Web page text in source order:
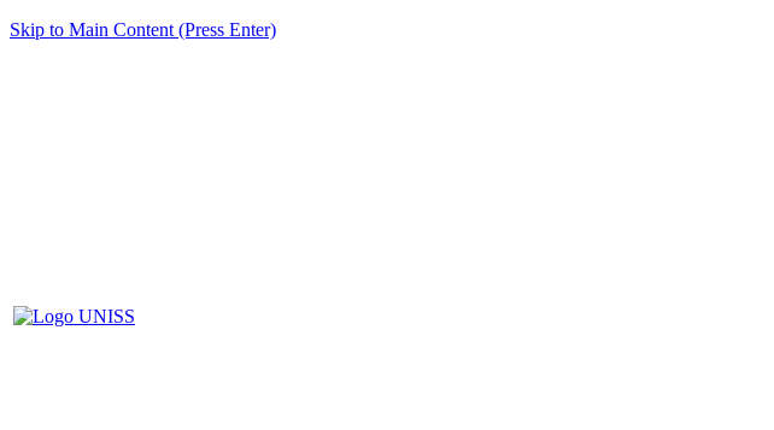
Skip to Main Content (Press Enter)